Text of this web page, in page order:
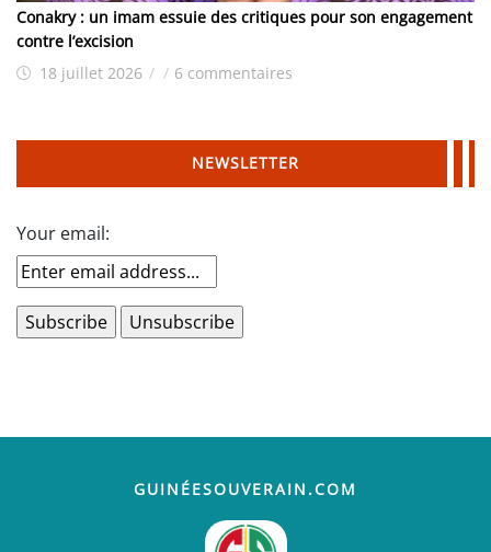
Conakry : un imam essuie des critiques pour son engagement
contre l’excision
18 juillet 2026 / / 6 commentaires
NEWSLETTER
Your email:
GUINÉESOUVERAIN.COM